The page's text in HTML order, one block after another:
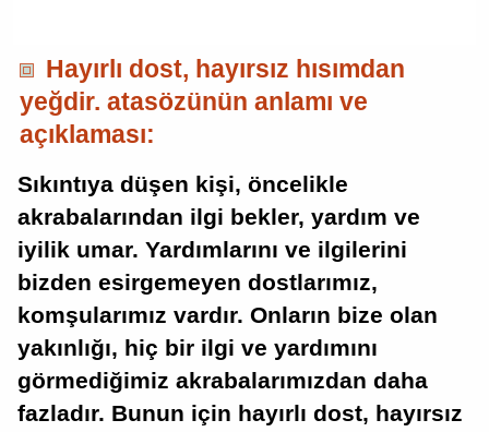
Hayırlı dost, hayırsız hısımdan
yeğdir. atasözünün anlamı ve
açıklaması:
Sıkıntıya düşen kişi, öncelikle
akrabalarından ilgi bekler, yardım ve
iyilik umar. Yardımlarını ve ilgilerini
bizden esirgemeyen dostlarımız,
komşularımız vardır. Onların bize olan
yakınlığı, hiç bir ilgi ve yardımını
görmediğimiz akrabalarımızdan daha
fazladır. Bunun için hayırlı dost, hayırsız